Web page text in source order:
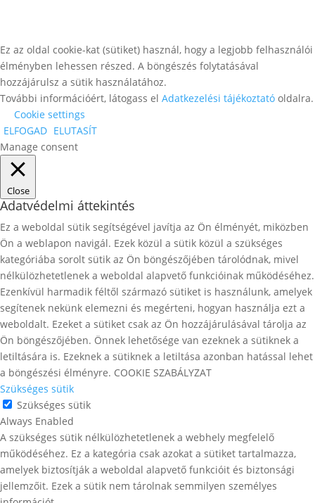
Ez az oldal cookie-kat (sütiket) használ, hogy a legjobb felhasználói
élményben lehessen részed. A böngészés folytatásával
hozzájárulsz a sütik használatához.
További információért, látogass el Adatkezelési tájékoztató oldalra.
Cookie settings
ELFOGAD ELUTASÍT
Manage consent
Close
Adatvédelmi áttekintés
Ez a weboldal sütik segítségével javítja az Ön élményét, miközben
Ön a weblapon navigál. Ezek közül a sütik közül a szükséges
kategóriába sorolt ​​sütik az Ön böngészőjében tárolódnak, mivel
nélkülözhetetlenek a weboldal alapvető funkcióinak működéséhez.
Ezenkívül harmadik féltől származó sütiket is használunk, amelyek
segítenek nekünk elemezni és megérteni, hogyan használja ezt a
weboldalt. Ezeket a sütiket csak az Ön hozzájárulásával tárolja az
Ön böngészőjében. Önnek lehetősége van ezeknek a sütiknek a
letiltására is. Ezeknek a sütiknek a letiltása azonban hatással lehet
a böngészési élményre. COOKIE SZABÁLYZAT
Szükséges sütik
Szükséges sütik
Always Enabled
A szükséges sütik nélkülözhetetlenek a webhely megfelelő
működéséhez. Ez a kategória csak azokat a sütiket tartalmazza,
amelyek biztosítják a weboldal alapvető funkcióit és biztonsági
jellemzőit. Ezek a sütik nem tárolnak semmilyen személyes